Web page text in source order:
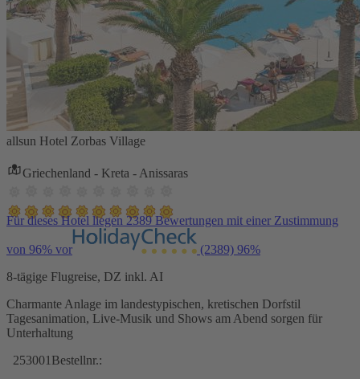
allsun Hotel Zorbas Village
Griechenland - Kreta - Anissaras
Für dieses Hotel liegen 2389 Bewertungen mit einer Zustimmung
von 96% vor (2389) 96%
8-tägige Flugreise, DZ inkl. AI
Charmante Anlage im landestypischen, kretischen Dorfstil
Tagesanimation, Live-Musik und Shows am Abend sorgen für
Unterhaltung
253001 Bestellnr.: